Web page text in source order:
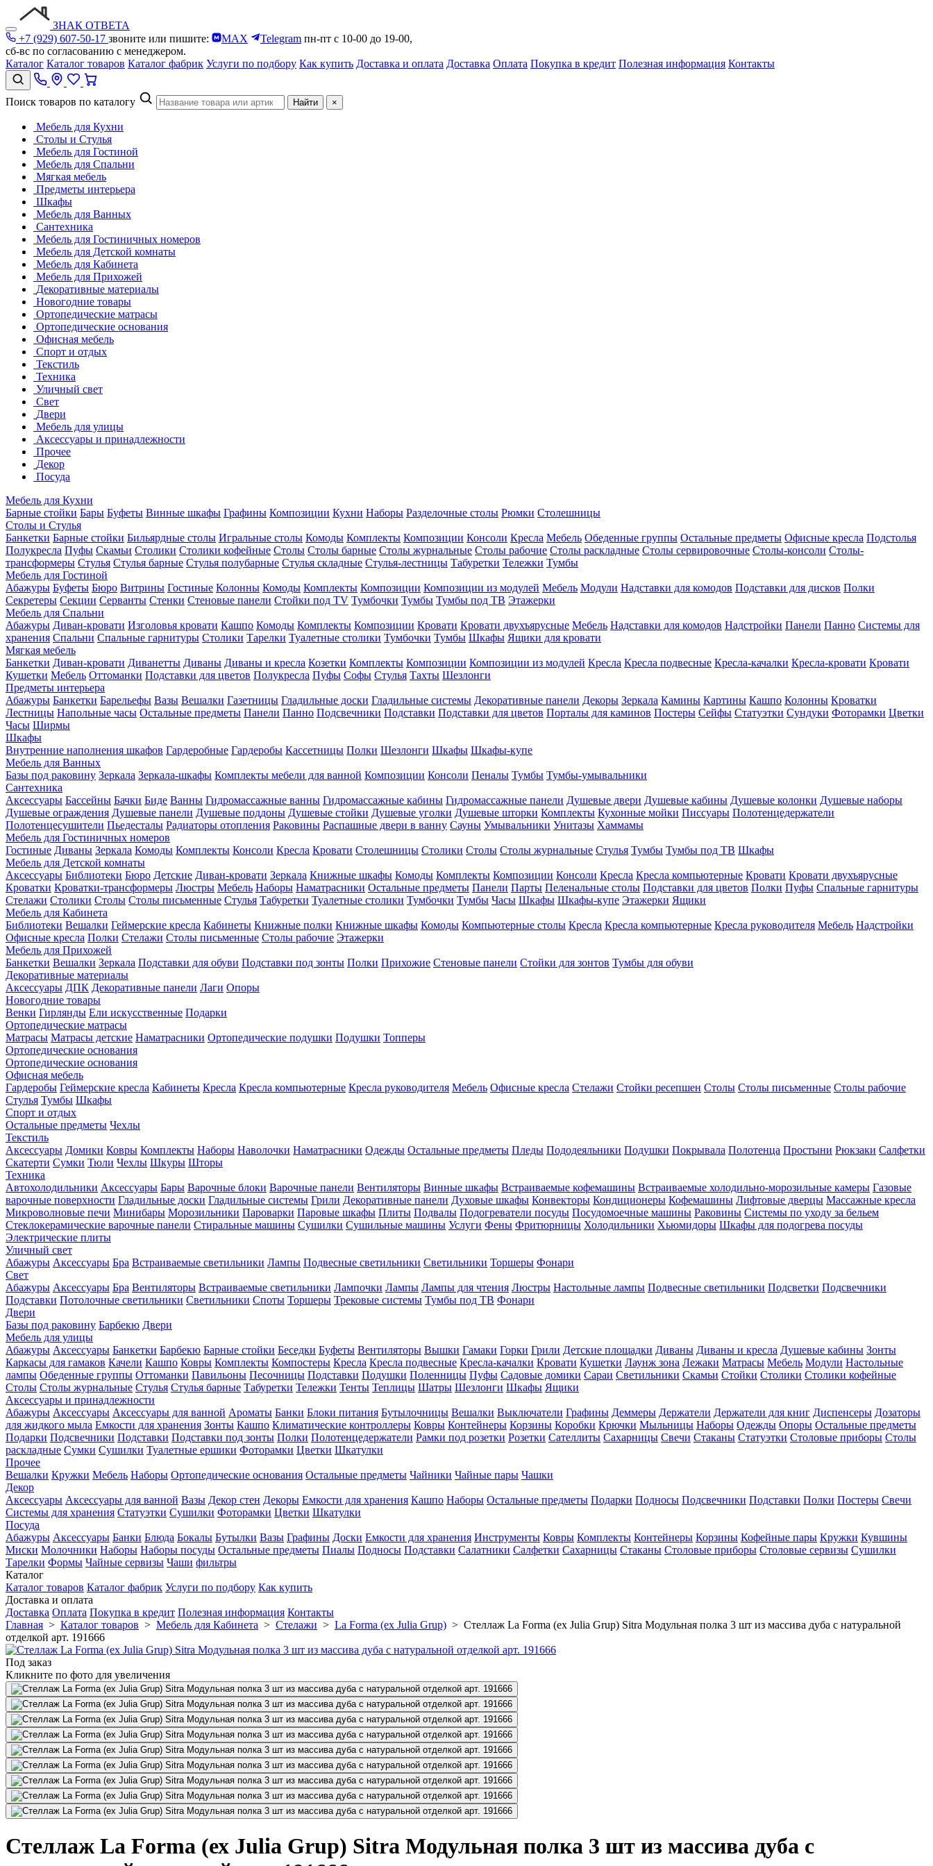
ЗНАК ОТВЕТА
+7 (929) 607-50-17 звоните или пишите: MAX Telegram пн-пт с 10-00 до 19-00,
сб-вс по согласованию с менеджером.
Каталог Каталог товаров Каталог фабрик Услуги по подбору Как купить Доставка и оплата Доставка Оплата Покупка в кредит Полезная информация Контакты
Поиск товаров по каталогу Найти ×
Мебель для Кухни
Столы и Стулья
Мебель для Гостиной
Мебель для Спальни
Мягкая мебель
Предметы интерьера
Шкафы
Мебель для Ванных
Сантехника
Мебель для Гостиничных номеров
Мебель для Детской комнаты
Мебель для Кабинета
Мебель для Прихожей
Декоративные материалы
Новогодние товары
Ортопедические матрасы
Ортопедические основания
Офисная мебель
Спорт и отдых
Текстиль
Техника
Уличный свет
Свет
Двери
Мебель для улицы
Аксессуары и принадлежности
Прочее
Декор
Посуда
Мебель для Кухни
Барные стойки Бары Буфеты Винные шкафы Графины Композиции Кухни Наборы Разделочные столы Рюмки Столешницы
Столы и Стулья
Банкетки Барные стойки Бильярдные столы Игральные столы Комоды Комплекты Композиции Консоли Кресла Мебель Обеденные группы Остальные предметы Офисные кресла Подстолья
Полукресла Пуфы Скамьи Столики Столики кофейные Столы Столы барные Столы журнальные Столы рабочие Столы раскладные Столы сервировочные Столы-консоли Столы-
трансформеры Стулья Стулья барные Стулья полубарные Стулья складные Стулья-лестницы Табуретки Тележки Тумбы
Мебель для Гостиной
Абажуры Буфеты Бюро Витрины Гостиные Колонны Комоды Комплекты Композиции Композиции из модулей Мебель Модули Надставки для комодов Подставки для дисков Полки
Секретеры Секции Серванты Стенки Стеновые панели Стойки под TV Тумбочки Тумбы Тумбы под ТВ Этажерки
Мебель для Спальни
Абажуры Диван-кровати Изголовья кровати Кашпо Комоды Комплекты Композиции Кровати Кровати двухъярусные Мебель Надставки для комодов Надстройки Панели Панно Системы для
хранения Спальни Спальные гарнитуры Столики Тарелки Туалетные столики Тумбочки Тумбы Шкафы Ящики для кровати
Мягкая мебель
Банкетки Диван-кровати Диванетты Диваны Диваны и кресла Козетки Комплекты Композиции Композиции из модулей Кресла Кресла подвесные Кресла-качалки Кресла-кровати Кровати
Кушетки Мебель Оттоманки Подставки для цветов Полукресла Пуфы Софы Стулья Тахты Шезлонги
Предметы интерьера
Абажуры Банкетки Барельефы Вазы Вешалки Газетницы Гладильные доски Гладильные системы Декоративные панели Декоры Зеркала Камины Картины Кашпо Колонны Кроватки
Лестницы Напольные часы Остальные предметы Панели Панно Подсвечники Подставки Подставки для цветов Порталы для каминов Постеры Сейфы Статуэтки Сундуки Фоторамки Цветки
Часы Ширмы
Шкафы
Внутренние наполнения шкафов Гардеробные Гардеробы Кассетницы Полки Шезлонги Шкафы Шкафы-купе
Мебель для Ванных
Базы под раковину Зеркала Зеркала-шкафы Комплекты мебели для ванной Композиции Консоли Пеналы Тумбы Тумбы-умывальники
Сантехника
Аксессуары Бассейны Бачки Биде Ванны Гидромассажные ванны Гидромассажные кабины Гидромассажные панели Душевые двери Душевые кабины Душевые колонки Душевые наборы
Душевые ограждения Душевые панели Душевые поддоны Душевые стойки Душевые уголки Душевые шторки Комплекты Кухонные мойки Писсуары Полотенцедержатели
Полотенцесушители Пьедесталы Радиаторы отопления Раковины Распашные двери в ванну Сауны Умывальники Унитазы Хаммамы
Мебель для Гостиничных номеров
Гостиные Диваны Зеркала Комоды Комплекты Консоли Кресла Кровати Столешницы Столики Столы Столы журнальные Стулья Тумбы Тумбы под ТВ Шкафы
Мебель для Детской комнаты
Аксессуары Библиотеки Бюро Детские Диван-кровати Зеркала Книжные шкафы Комоды Комплекты Композиции Консоли Кресла Кресла компьютерные Кровати Кровати двухъярусные
Кроватки Кроватки-трансформеры Люстры Мебель Наборы Наматрасники Остальные предметы Панели Парты Пеленальные столы Подставки для цветов Полки Пуфы Спальные гарнитуры
Стелажи Столики Столы Столы письменные Стулья Табуретки Туалетные столики Тумбочки Тумбы Часы Шкафы Шкафы-купе Этажерки Ящики
Мебель для Кабинета
Библиотеки Вешалки Геймерские кресла Кабинеты Книжные полки Книжные шкафы Комоды Компьютерные столы Кресла Кресла компьютерные Кресла руководителя Мебель Надстройки
Офисные кресла Полки Стелажи Столы письменные Столы рабочие Этажерки
Мебель для Прихожей
Банкетки Вешалки Зеркала Подставки для обуви Подставки под зонты Полки Прихожие Стеновые панели Стойки для зонтов Тумбы для обуви
Декоративные материалы
Аксессуары ДПК Декоративные панели Лаги Опоры
Новогодние товары
Венки Гирлянды Ели искусственные Подарки
Ортопедические матрасы
Матрасы Матрасы детские Наматрасники Ортопедические подушки Подушки Топперы
Ортопедические основания
Ортопедические основания
Офисная мебель
Гардеробы Геймерские кресла Кабинеты Кресла Кресла компьютерные Кресла руководителя Мебель Офисные кресла Стелажи Стойки ресепшен Столы Столы письменные Столы рабочие
Стулья Тумбы Шкафы
Спорт и отдых
Остальные предметы Чехлы
Текстиль
Аксессуары Домики Ковры Комплекты Наборы Наволочки Наматрасники Одежды Остальные предметы Пледы Пододеяльники Подушки Покрывала Полотенца Простыни Рюкзаки Салфетки
Скатерти Сумки Тюли Чехлы Шкуры Шторы
Техника
Автохолодильники Аксессуары Бары Варочные блоки Варочные панели Вентиляторы Винные шкафы Встраиваемые кофемашины Встраиваемые холодильно-морозильные камеры Газовые
варочные поверхности Гладильные доски Гладильные системы Грили Декоративные панели Духовые шкафы Конвекторы Кондиционеры Кофемашины Лифтовые дверцы Массажные кресла
Микроволновые печи Минибары Морозильники Пароварки Паровые шкафы Плиты Подвалы Подогреватели посуды Посудомоечные машины Раковины Системы по уходу за бельем
Стеклокерамические варочные панели Стиральные машины Сушилки Сушильные машины Услуги Фены Фритюрницы Холодильники Хьюмидоры Шкафы для подогрева посуды
Электрические плиты
Уличный свет
Абажуры Аксессуары Бра Встраиваемые светильники Лампы Подвесные светильники Светильники Торшеры Фонари
Свет
Абажуры Аксессуары Бра Вентиляторы Встраиваемые светильники Лампочки Лампы Лампы для чтения Люстры Настольные лампы Подвесные светильники Подсветки Подсвечники
Подставки Потолочные светильники Светильники Споты Торшеры Трековые системы Тумбы под ТВ Фонари
Двери
Базы под раковину Барбекю Двери
Мебель для улицы
Абажуры Аксессуары Банкетки Барбекю Барные стойки Беседки Буфеты Вентиляторы Вышки Гамаки Горки Грили Детские площадки Диваны Диваны и кресла Душевые кабины Зонты
Каркасы для гамаков Качели Кашпо Ковры Комплекты Компостеры Кресла Кресла подвесные Кресла-качалки Кровати Кушетки Лаунж зона Лежаки Матрасы Мебель Модули Настольные
лампы Обеденные группы Оттоманки Павильоны Песочницы Подставки Подушки Поленницы Пуфы Садовые домики Сараи Светильники Скамьи Стойки Столики Столики кофейные
Столы Столы журнальные Стулья Стулья барные Табуретки Тележки Тенты Теплицы Шатры Шезлонги Шкафы Ящики
Аксессуары и принадлежности
Абажуры Аксессуары Аксессуары для ванной Ароматы Банки Блоки питания Бутылочницы Вешалки Выключатели Графины Деммеры Держатели Держатели для книг Диспенсеры Дозаторы
для жидкого мыла Емкости для хранения Зонты Кашпо Климатические контроллеры Ковры Контейнеры Корзины Коробки Крючки Мыльницы Наборы Одежды Опоры Остальные предметы
Подарки Подсвечники Подставки Подставки под зонты Полки Полотенцедержатели Рамки под розетки Розетки Сателлиты Сахарницы Свечи Стаканы Статуэтки Столовые приборы Столы
раскладные Сумки Сушилки Туалетные ершики Фоторамки Цветки Шкатулки
Прочее
Вешалки Кружки Мебель Наборы Ортопедические основания Остальные предметы Чайники Чайные пары Чашки
Декор
Аксессуары Аксессуары для ванной Вазы Декор стен Декоры Емкости для хранения Кашпо Наборы Остальные предметы Подарки Подносы Подсвечники Подставки Полки Постеры Свечи
Системы для хранения Статуэтки Сушилки Фоторамки Цветки Шкатулки
Посуда
Абажуры Аксессуары Банки Блюда Бокалы Бутылки Вазы Графины Доски Емкости для хранения Инструменты Ковры Комплекты Контейнеры Корзины Кофейные пары Кружки Кувшины
Миски Молочники Наборы Наборы посуды Остальные предметы Пиалы Подносы Подставки Салатники Салфетки Сахарницы Стаканы Столовые приборы Столовые сервизы Сушилки
Тарелки Формы Чайные сервизы Чаши фильтры
Каталог
Каталог товаров Каталог фабрик Услуги по подбору Как купить
Доставка и оплата
Доставка Оплата Покупка в кредит Полезная информация Контакты
Главная > Каталог товаров > Мебель для Кабинета > Стелажи > La Forma (ех Julia Grup) > Стеллаж La Forma (ех Julia Grup) Sitra Модульная полка 3 шт из массива дуба с натуральной
отделкой арт. 191666
Под заказ
Кликните по фото для увеличения
Стеллаж La Forma (ех Julia Grup) Sitra Модульная полка 3 шт из массива дуба с